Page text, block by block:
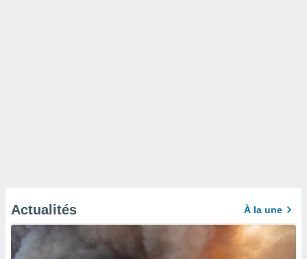
Actualités À la une